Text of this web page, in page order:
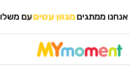
אנחנו ממתגים מגוון עטיםעם